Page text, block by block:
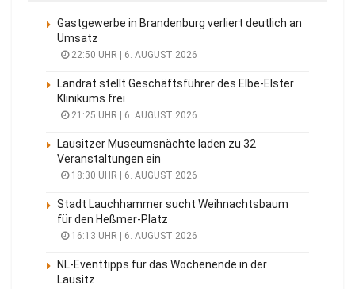
Gastgewerbe in Brandenburg verliert deutlich an
Umsatz
22:50 UHR | 6. AUGUST 2026
Landrat stellt Geschäftsführer des Elbe-Elster
Klinikums frei
21:25 UHR | 6. AUGUST 2026
Lausitzer Museumsnächte laden zu 32
Veranstaltungen ein
18:30 UHR | 6. AUGUST 2026
Stadt Lauchhammer sucht Weihnachtsbaum
für den Heßmer-Platz
16:13 UHR | 6. AUGUST 2026
NL-Eventtipps für das Wochenende in der
Lausitz